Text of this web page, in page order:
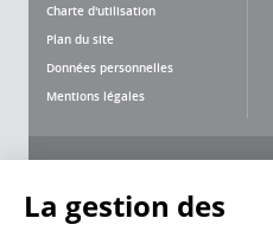
Charte d'utilisation
Plan du site
Données personnelles
Mentions légales
La gestion des